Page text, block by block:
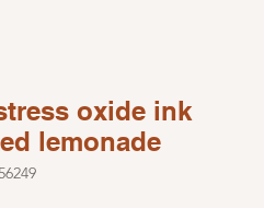
oxide ink
lemonade